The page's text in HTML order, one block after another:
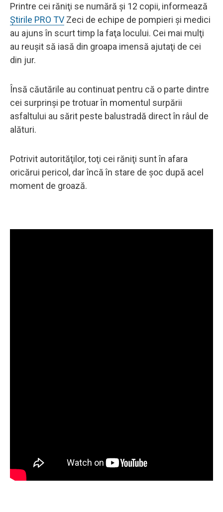
Printre cei răniţi se numără şi 12 copii, informează
Știrile PRO TV Zeci de echipe de pompieri şi medici
au ajuns în scurt timp la faţa locului. Cei mai mulţi
au reuşit să iasă din groapa imensă ajutaţi de cei
din jur.
Însă căutările au continuat pentru că o parte dintre
cei surprinşi pe trotuar în momentul surpării
asfaltului au sărit peste balustradă direct în râul de
alături.
Potrivit autorităţilor, toţi cei răniţi sunt în afara
oricărui pericol, dar încă în stare de şoc după acel
moment de groază.